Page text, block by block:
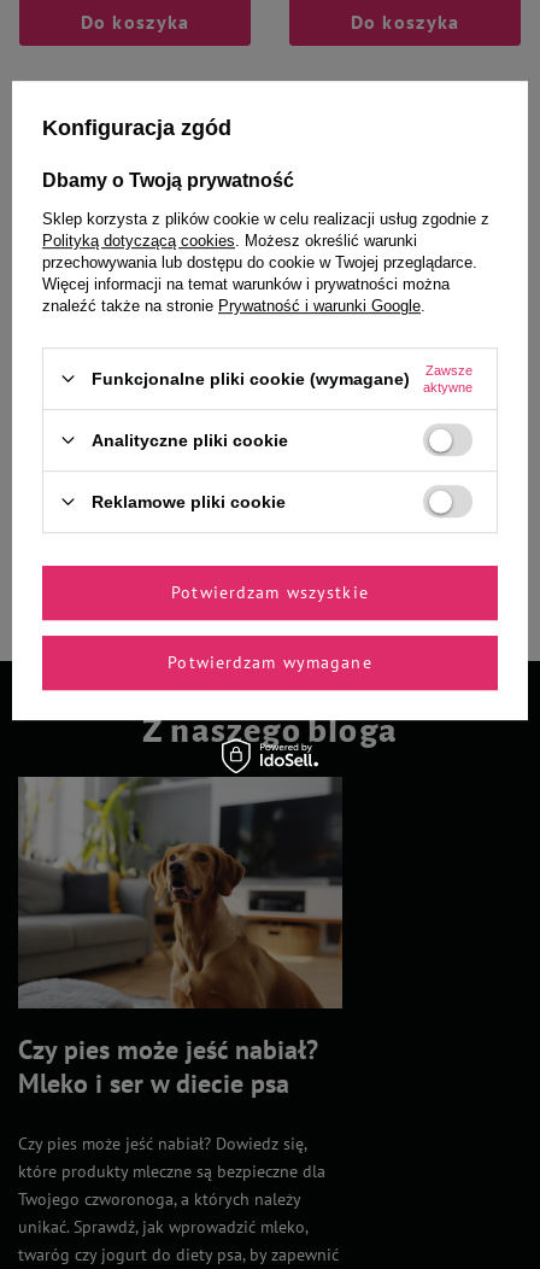
Do koszyka Do koszyka
Zaufane i polecane przez
naszych ekspertów
Over Zoo Gland Support Liquid
przeciwko stanom zapalnym dla
psa 30 ml
51,99 zł 1 733,00 zł / l
+
Do koszyka
Dolina Noteci Szelki Guard
Comfort Classic XS
Do koszyka
Z naszego bloga
Czy pies może jeść nabiał?
Mleko i ser w diecie psa
Czy pies może jeść nabiał? Dowiedz się,
które produkty mleczne są bezpieczne dla
Twojego czworonoga, a których należy
unikać. Sprawdź, jak wprowadzić mleko,
twaróg czy jogurt do diety psa, by zapewnić
Konfiguracja zgód
Dbamy o Twoją prywatność
Sklep korzysta z plików cookie w celu realizacji usług zgodnie z
Polityką dotyczącą cookies . Możesz określić warunki
przechowywania lub dostępu do cookie w Twojej przeglądarce.
Więcej informacji na temat warunków i prywatności można
znaleźć także na stronie Prywatność i warunki Google
Funkcjonalne pliki cookie (wymagane)
Zawsze
aktywne
Analityczne pliki cookie
Reklamowe pliki cookie
Potwierdzam wymagane
Potwierdzam wszystkie